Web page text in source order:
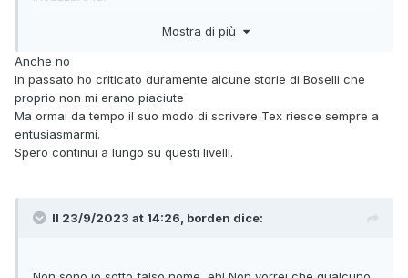
Altre volte esagera con gli epiteti, quando utilizza i termini
incassato da gran signore, evidentemente consapevole
delle non cattive intenzioni di Diablero), e non sono
d'accordo con Ym quando dice:
Facile o difficile, ci si deve moderare, perché il lavoro degli
Sono invece più d'accordo quando dice:
Intervento da applausi, che però non deve essere l'alibi per
Mostra di più
Anche no
In passato ho criticato duramente alcune storie di Boselli che
proprio non mi erano piaciute
Ma ormai da tempo il suo modo di scrivere Tex riesce sempre a
entusiasmarmi.
Spero continui a lungo su questi livelli.
Il 23/9/2023 at 14:26, borden dice: